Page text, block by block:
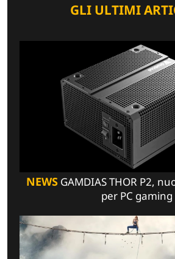
GLI ULTIMI
NEWS GAMDIAS THOR P2,
per PC gaming